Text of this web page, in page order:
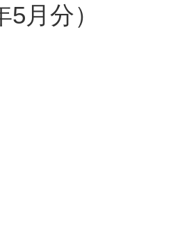
月分）